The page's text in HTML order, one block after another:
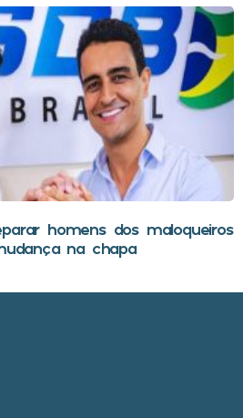
homens dos maloqueiros
na chapa